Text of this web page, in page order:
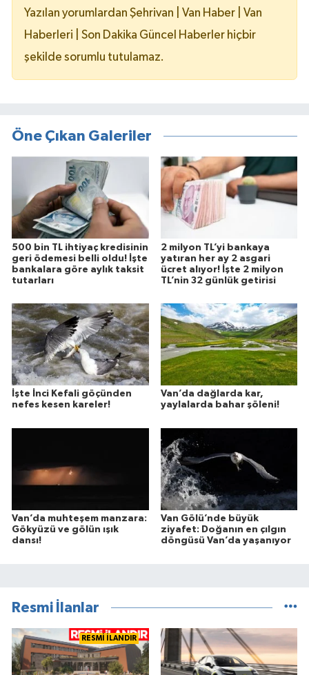
Yazılan yorumlardan Şehrivan | Van Haber | Van
Haberleri | Son Dakika Güncel Haberler hiçbir
şekilde sorumlu tutulamaz.
Öne Çıkan Galeriler
500 bin TL ihtiyaç kredisinin
geri ödemesi belli oldu! İşte
bankalara göre aylık taksit
tutarları
2 milyon TL’yi bankaya
yatıran her ay 2 asgari
ücret alıyor! İşte 2 milyon
TL’nin 32 günlük getirisi
İşte İnci Kefali göçünden
nefes kesen kareler!
Van’da dağlarda kar,
yaylalarda bahar şöleni!
Van’da muhteşem manzara:
Gökyüzü ve gölün ışık
dansı!
Van Gölü’nde büyük
ziyafet: Doğanın en çılgın
döngüsü Van’da yaşanıyor
Resmi İlanlar
RESMİ İLANDIR